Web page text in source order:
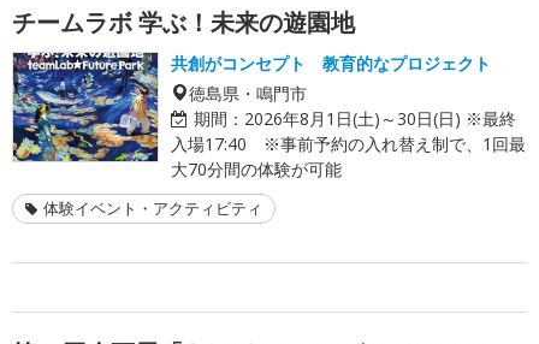
チームラボ 学ぶ！未来の遊園地
共創がコンセプト 教育的なプロジェクト
徳島県・鳴門市
期間： 2026年8月1日(土)～30日(日) ※最終
入場17:40 ※事前予約の入れ替え制で、1回最
大70分間の体験が可能
体験イベント・アクティビティ